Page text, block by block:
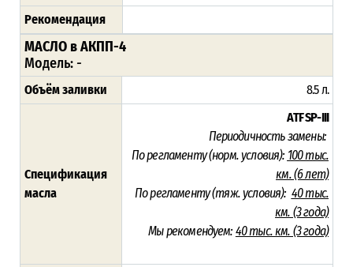
Рекомендация
МАСЛО в АКПП-4
Модель: -
Объём заливки 8.5 л.
Спецификация
масла
ATF SP-III
Периодичность замены:
По регламенту (норм. условия): 100 тыс.
км. (6 лет)
По регламенту (тяж. условия): 40 тыс.
км. (3 года)
Мы рекомендуем: 40 тыс. км. (3 года)